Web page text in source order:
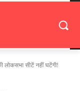
लोकसभा सीटें नहीं घटेंगी!